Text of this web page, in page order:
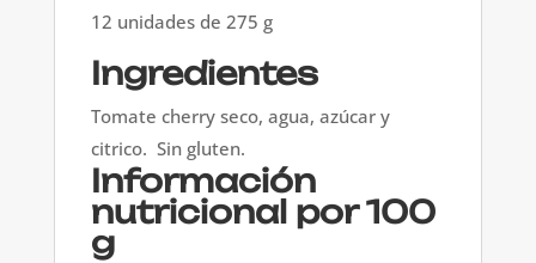
12 unidades de 275 g
Ingredientes
Tomate cherry seco, agua, azúcar y
citrico. Sin gluten.
Información
nutricional por 100
g